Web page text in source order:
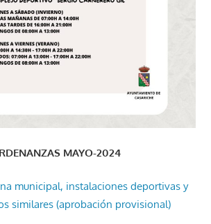
MAYO-2024
municipal, instalaciones deportivas y
similares (aprobación provisional)